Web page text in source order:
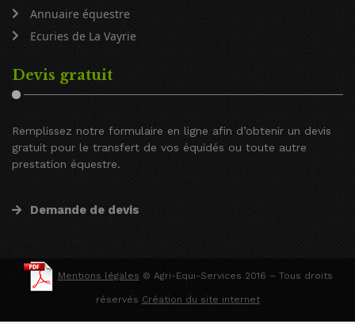
Annuaire équestre
Ecuries de La Vayrie
Devis gratuit
Remplissez notre formulaire en ligne afin d’obtenir un devis
gratuit pour le transfert de vos équidés ou toute autre
prestation équestre.
Demande de devis
Mentions légales © Agri-Equi-Services 2016 – Tous droits
réservés Création du site internet